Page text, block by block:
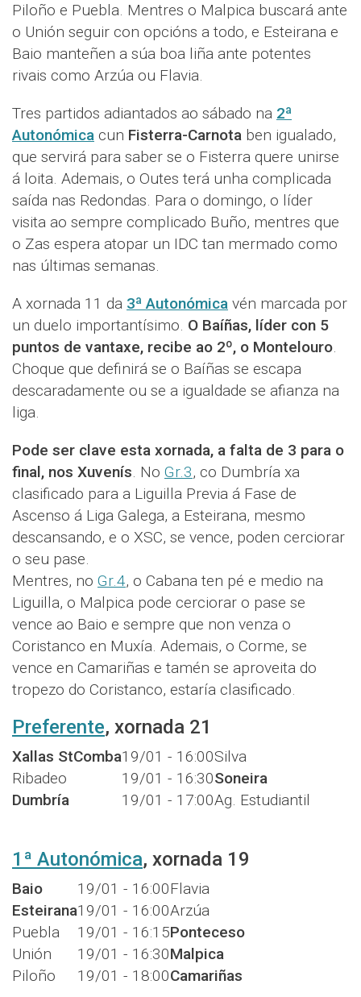
Piloño e Puebla. Mentres o Malpica buscará ante
o Unión seguir con opcións a todo, e Esteirana e
Baio manteñen a súa boa liña ante potentes
rivais como Arzúa ou Flavia.
Tres partidos adiantados ao sábado na 2ª
Autonómica cun Fisterra-Carnota ben igualado,
que servirá para saber se o Fisterra quere unirse
á loita. Ademais, o Outes terá unha complicada
saída nas Redondas. Para o domingo, o líder
visita ao sempre complicado Buño, mentres que
o Zas espera atopar un IDC tan mermado como
nas últimas semanas.
A xornada 11 da 3ª Autonómica vén marcada por
un duelo importantísimo. O Baíñas, líder con 5
puntos de vantaxe, recibe ao 2º, o Montelouro.
Choque que definirá se o Baíñas se escapa
descaradamente ou se a igualdade se afianza na
liga.
Pode ser clave esta xornada, a falta de 3 para o
final, nos Xuvenís. No Gr.3, co Dumbría xa
clasificado para a Liguilla Previa á Fase de
Ascenso á Liga Galega, a Esteirana, mesmo
descansando, e o XSC, se vence, poden cerciorar
o seu pase.
Mentres, no Gr.4, o Cabana ten pé e medio na
Liguilla, o Malpica pode cerciorar o pase se
vence ao Baio e sempre que non venza o
Coristanco en Muxía. Ademais, o Corme, se
vence en Camariñas e tamén se aproveita do
tropezo do Coristanco, estaría clasificado.
Preferente, xornada 21
Xallas StComba19/01 - 16:00Silva
Ribadeo
19/01 - 16:30Soneira
Dumbría
19/01 - 17:00Ag. Estudiantil
1ª Autonómica, xornada 19
Baio 19/01 - 16:00Flavia
Esteirana19/01 - 16:00Arzúa
Puebla
19/01 - 16:15Ponteceso
Unión
19/01 - 16:30Malpica
Piloño
19/01 - 18:00Camariñas